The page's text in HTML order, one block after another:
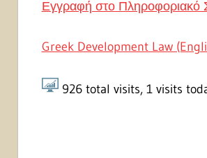
Εγγραφή στο Πληροφοριακό
Greek Development Law
926 total visits, 1 visits